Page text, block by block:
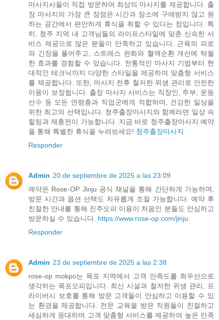
마사지사들이 직접 방문하여 최상의 마사지를 제공합니다. 출
장 마사지의 가장 큰 장점은 시간과 장소에 구애받지 않고 원
하는 공간에서 편안하게 휴식을 취할 수 있다는 점입니다. 특
히, 청주 지역 내 고객님들의 라이프스타일에 맞춘 신속한 서
비스 제공으로 많은 분들이 만족하고 있습니다. 근육의 피로
와 긴장을 풀어주고, 스트레스 완화와 혈액순환 개선에 탁월
한 효과를 경험할 수 있습니다. 전통적인 마사지 기법부터 현
대적인 테크닉까지 다양한 스타일을 제공하여 맞춤형 서비스
를 제공합니다. 또한, 마사지 전후 철저한 위생 관리로 안전한
이용이 보장됩니다. 출장 마사지 서비스는 직장인, 주부, 운동
선수 등 모든 연령층과 직업군에게 적합하며, 건강한 일상을
위한 최고의 선택입니다. 청주출장마사지와 함께라면 일상 속
힐링과 재충전이 가능합니다. 지금 바로 청주출장마사지 예약
을 통해 특별한 휴식을 누려보세요! 청주출장마사지
Responder
Admin 20 de septiembre de 2025 a las 23:09
예약은 Rose‑OP Jinju 공식 채널을 통해 간단하게 가능하며,
방문 시간과 옵션 선택도 자유롭게 조절 가능합니다. 예약 후
친절한 안내를 통해 진주오피 이용이 처음인 분들도 안심하고
방문하실 수 있습니다. https://www.rose-op.com/jinju
Responder
Admin 23 de septiembre de 2025 a las 2:38
rose-op mokpo는 목포 지역에서 고객 만족도를 최우선으로
생각하는 목포오피입니다. 최신 시설과 철저한 위생 관리, 프
라이버시 보호를 통해 방문 고객들이 안심하고 이용할 수 있
는 환경을 제공합니다. 전문 교육을 받은 직원들이 친절하고
세심하게 응대하며 고객 맞춤형 서비스를 제공하여 높은 만족